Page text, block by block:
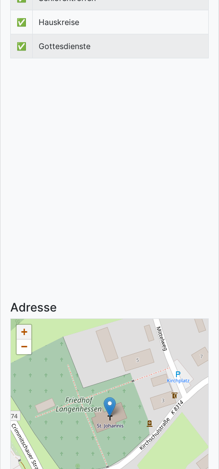
✅ Hauskreise
✅ Gottesdienste
Adresse
+
−